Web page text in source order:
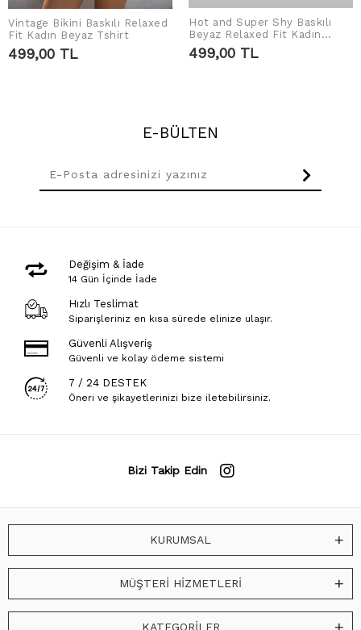
SEPETE EKLE
Vintage Bikini Baskılı Relaxed
Fit Kadın Beyaz Tshirt
499,00 TL
SEPETE EKLE
Hot and Super Shy Baskılı
Beyaz Relaxed Fit Kadın
Tshirt
499,00 TL
E-BÜLTEN
Değişim & İade
14 Gün İçinde İade
Hızlı Teslimat
Siparişleriniz en kısa sürede elinize ulaşır.
Güvenli Alışveriş
Güvenli ve kolay ödeme sistemi
7 / 24 DESTEK
Öneri ve şikayetlerinizi bize iletebilirsiniz.
Bizi Takip Edin
KURUMSAL
MÜŞTERİ HİZMETLERİ
KATEGORİLER